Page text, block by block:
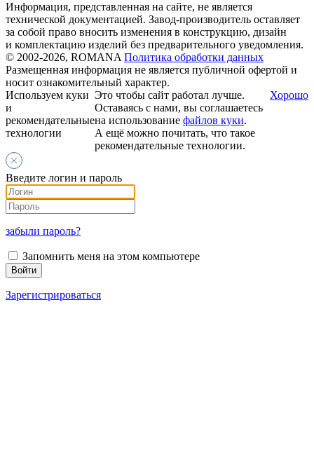
Информация, представленная на сайте, не является
технической документацией. Завод-производитель оставляет
за собой право вносить изменения в конструкцию, дизайн
и комплектацию изделий без предварительного уведомления.
© 2002-2026, ROMANA Политика обработки данных
Размещенная информация не является публичной офертой и
носит ознакомительный характер.
Используем куки
и
рекомендательные
технологии
Это чтобы сайт работал лучше.
Оставаясь с нами, вы соглашаетесь
на использование файлов куки.
А ещё можно почитать, что такое
рекомендательные технологии.
Хорошо
Введите логин и пароль
забыли пароль?
Запомнить меня на этом компьютере
Зарегистрироваться